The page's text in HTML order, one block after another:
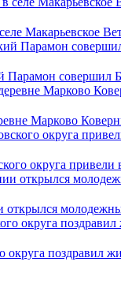
Макарьевское
совершил
Марково
округа
открылся
поздравил